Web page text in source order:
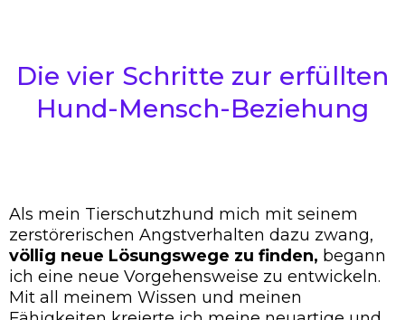
Die vier Schritte zur erfüllten
Hund-Mensch-Beziehung
Als mein Tierschutzhund mich mit seinem
zerstörerischen Angstverhalten dazu zwang,
völlig neue Lösungswege zu finden, begann
ich eine neue Vorgehensweise zu entwickeln.
Mit all meinem Wissen und meinen